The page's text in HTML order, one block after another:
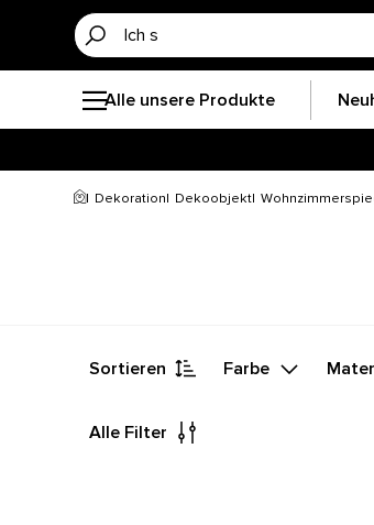
Alle unsere Produkte
Dekoration Dekoobjekt
Sortieren Farbe
Alle Filter